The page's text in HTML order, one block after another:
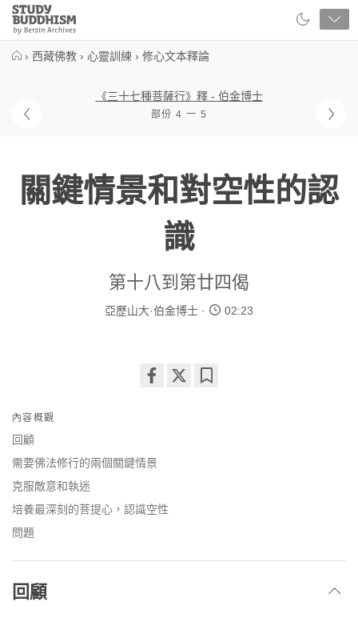
Close
Study
Buddhism
› 西藏佛教 › 心靈訓練 › 修心文本釋論
《三十七種菩薩行》釋 - 伯金博士
部份 4 一 5
關鍵情景和對空性的認
識
第十八到第廿四偈
亞歷山大·伯金博士 02:23
內容概觀
回顧
需要佛法修行的兩個關鍵情景
克服敵意和執迷
培養最深刻的菩提心，認識空性
問題
回顧